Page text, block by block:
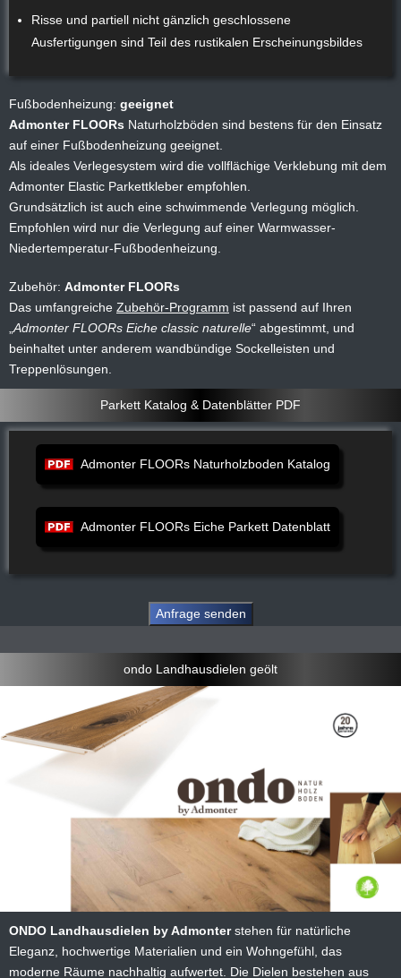
Risse und partiell nicht gänzlich geschlossene
Ausfertigungen sind Teil des rustikalen Erscheinungsbildes
Fußbodenheizung: geeignet
Admonter FLOORs Naturholzböden sind bestens für den Einsatz
auf einer Fußbodenheizung geeignet.
Als ideales Verlegesystem wird die vollflächige Verklebung mit dem
Admonter Elastic Parkettkleber empfohlen.
Grundsätzlich ist auch eine schwimmende Verlegung möglich.
Empfohlen wird nur die Verlegung auf einer Warmwasser-
Niedertemperatur-Fußbodenheizung.
Zubehör: Admonter FLOORs
Das umfangreiche Zubehör-Programm ist passend auf Ihren
Admonter FLOORs Eiche classic naturelle abgestimmt, und
beinhaltet unter anderem wandbündige Sockelleisten und
Treppenlösungen.
Parkett Katalog & Datenblätter PDF
Admonter FLOORs Naturholzboden Katalog
Admonter FLOORs Eiche Parkett Datenblatt
ondo Landhausdielen geölt
ONDO Landhausdielen by Admonterstehen für natürliche
Eleganz, hochwertige Materialien und ein Wohngefühl, das
moderne Räume nachhaltig aufwertet. Die Dielen bestehen aus